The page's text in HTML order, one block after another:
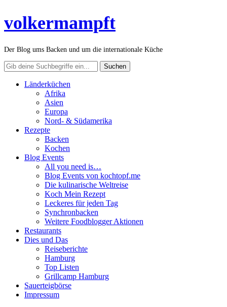
volkermampft
Der Blog ums Backen und um die internationale Küche
Länderküchen
Afrika
Asien
Europa
Nord- & Südamerika
Rezepte
Backen
Kochen
Blog Events
All you need is…
Blog Events von kochtopf.me
Die kulinarische Weltreise
Koch Mein Rezept
Leckeres für jeden Tag
Synchronbacken
Weitere Foodblogger Aktionen
Restaurants
Dies und Das
Reiseberichte
Hamburg
Top Listen
Grillcamp Hamburg
Sauerteigbörse
Impressum